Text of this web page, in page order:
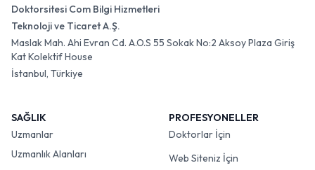
Doktorsitesi Com Bilgi Hizmetleri
Teknoloji ve Ticaret A.Ş.
Maslak Mah. Ahi Evran Cd. A.O.S 55 Sokak No:2 Aksoy Plaza Giriş
Kat Kolektif House
İstanbul, Türkiye
SAĞLIK
Uzmanlar
Uzmanlık Alanları
PROFESYONELLER
Doktorlar İçin
Web Siteniz İçin